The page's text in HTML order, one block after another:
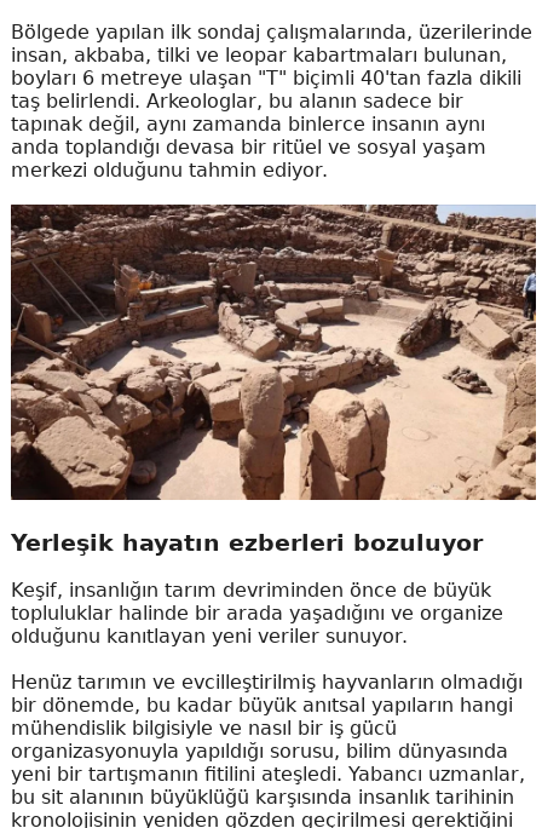
Bölgede yapılan ilk sondaj çalışmalarında, üzerilerinde
insan, akbaba, tilki ve leopar kabartmaları bulunan,
boyları 6 metreye ulaşan "T" biçimli 40'tan fazla dikili
taş belirlendi. Arkeologlar, bu alanın sadece bir
tapınak değil, aynı zamanda binlerce insanın aynı
anda toplandığı devasa bir ritüel ve sosyal yaşam
merkezi olduğunu tahmin ediyor.
Yerleşik hayatın ezberleri bozuluyor
Keşif, insanlığın tarım devriminden önce de büyük
topluluklar halinde bir arada yaşadığını ve organize
olduğunu kanıtlayan yeni veriler sunuyor.
Henüz tarımın ve evcilleştirilmiş hayvanların olmadığı
bir dönemde, bu kadar büyük anıtsal yapıların hangi
mühendislik bilgisiyle ve nasıl bir iş gücü
organizasyonuyla yapıldığı sorusu, bilim dünyasında
yeni bir tartışmanın fitilini ateşledi. Yabancı uzmanlar,
bu sit alanının büyüklüğü karşısında insanlık tarihinin
kronolojisinin yeniden gözden geçirilmesi gerektiğini